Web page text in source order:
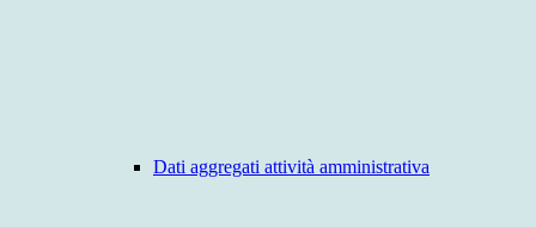
Dati aggregati attività amministrativa